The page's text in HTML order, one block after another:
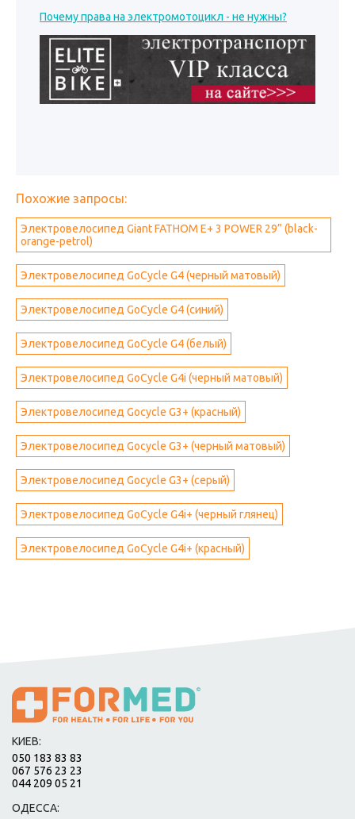
Почему права на электромотоцикл - не нужны?
Похожие запросы:
Электровелосипед Giant FATHOM E+ 3 POWER 29” (black-
orange-petrol)
Электровелосипед GoCycle G4 (черный матовый)
Электровелосипед GoCycle G4 (синий)
Электровелосипед GoCycle G4 (белый)
Электровелосипед GoCycle G4i (черный матовый)
Электровелосипед Gocycle G3+ (красный)
Электровелосипед Gocycle G3+ (черный матовый)
Электровелосипед Gocycle G3+ (серый)
Электровелосипед GoCycle G4i+ (черный глянец)
Электровелосипед GoCycle G4i+ (красный)
КИЕВ:
050 183 83 83
067 576 23 23
044 209 05 21
ОДЕССА: